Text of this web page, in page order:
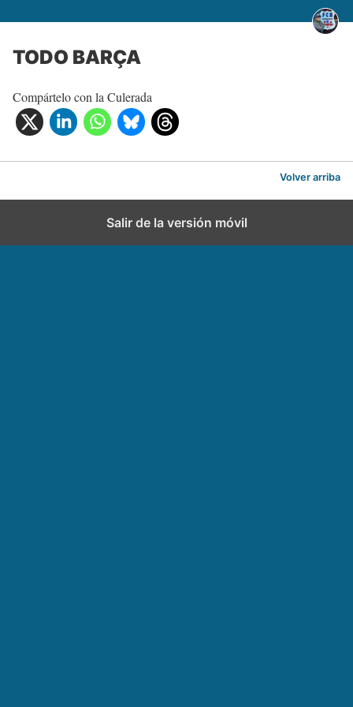
TODO BARÇA
Compártelo con la Culerada
Volver arriba
Salir de la versión móvil